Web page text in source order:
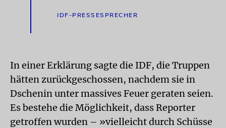
IDF-PRESSESPRECHER
In einer Erklärung sagte die IDF, die Truppen
hätten zurückgeschossen, nachdem sie in
Dschenin unter massives Feuer geraten seien.
Es bestehe die Möglichkeit, dass Reporter
getroffen wurden – »vielleicht durch Schüsse